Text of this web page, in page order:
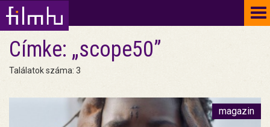
Címke: „scope50”
Találatok száma: 3
magazin